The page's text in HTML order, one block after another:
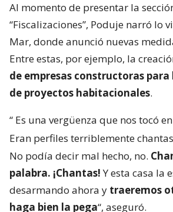
Al momento de presentar la
“Fiscalizaciones”, Poduje narró lo
Mar, donde anunció nuevas
Entre estas, por ejemplo, la
de empresas constructoras
de proyectos habitacionales.
“ Es una vergüenza que nos tocó
Eran perfiles terriblemente chantas
No podía decir mal hecho, no.
palabra. ¡Chantas!Y esta casa la
desarmando ahora y traeremos
haga bien la pega“, aseguró.